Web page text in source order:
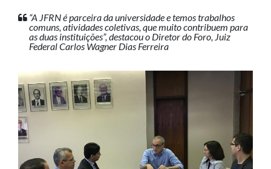
“A JFRN é parceira da universidade e temos trabalhos
comuns, atividades coletivas, que muito contribuem para
as duas instituições”, destacou o Diretor do Foro, Juiz
Federal Carlos Wagner Dias Ferreira